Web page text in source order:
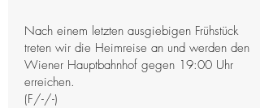
Nach einem letzten ausgiebigen Frühstück
treten wir die Heimreise an und werden den
Wiener Hauptbahnhof gegen 19:00 Uhr
erreichen.
(F/-/-)